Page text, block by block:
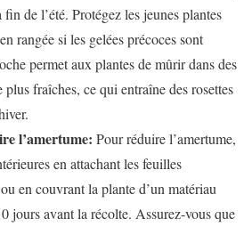
fin de l’été. Protégez les jeunes plantes
rangée si les gelées précoces sont
permet aux plantes de mûrir dans des
fraîches, ce qui entraîne des rosettes
l’amertume: Pour réduire l’amertume,
en attachant les feuilles
en couvrant la plante d’un matériau
jours avant la récolte. Assurez-vous que